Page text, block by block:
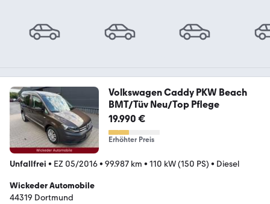
Volkswagen Caddy PKW Beach
BMT/Tüv Neu/Top Pflege
19.990 €
Erhöhter Preis
Unfallfrei • EZ 05/2016• 99.987 km • 110 kW (150 PS) • Diesel
Wickeder Automobile
44319 Dortmund